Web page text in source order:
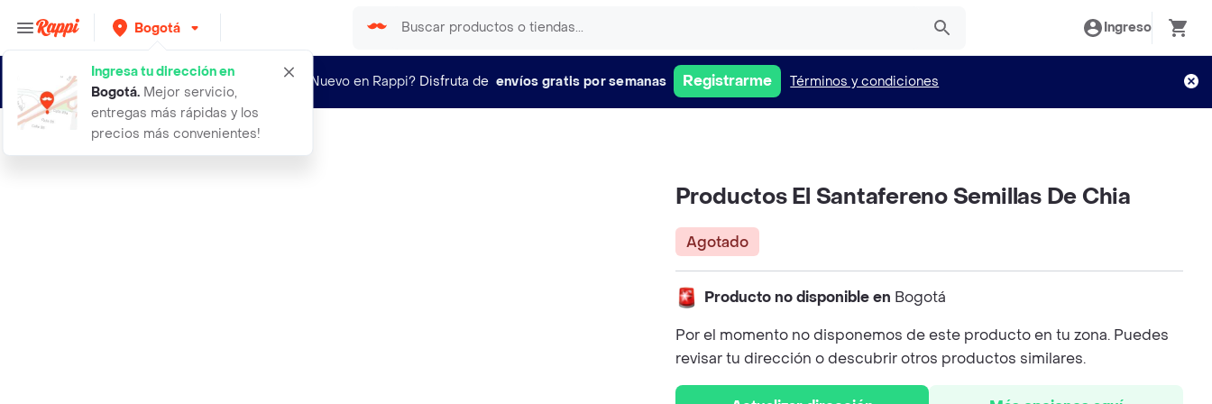
Bogotá
Ingresa tu dirección en
Bogotá. Mejor servicio,
entregas más rápidas y los
precios más convenientes!
Ingreso
¿Nuevo en Rappi? Disfruta de envíos gratis por semanas Registrarme Términos y condiciones
productos el santafereno semillas d
Productos El Santafereno Semillas De Chia
Agotado
Producto no disponible en Bogotá
Por el momento no disponemos de este producto en tu zona. Puedes
revisar tu dirección o descubrir otros productos similares.